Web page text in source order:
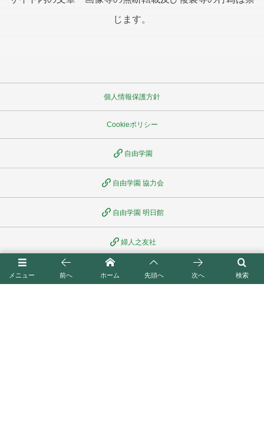
メニュー 検索
前へ ホーム 先頭へ 次へ
じます。
個人情報保護方針
Cookieポリシー
自由学園
自由学園 協力会
自由学園 明日館
婦人之友社
全国友の会